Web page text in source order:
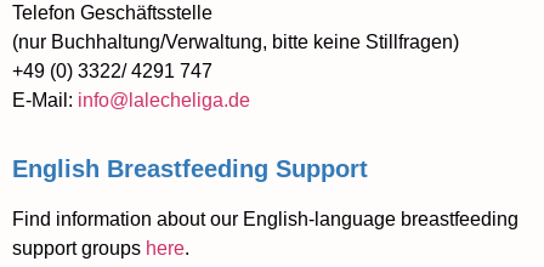
Telefon Geschäftsstelle
(nur Buchhaltung/Verwaltung, bitte keine Stillfragen)
+49 (0) 3322/ 4291 747
E-Mail: info@lalecheliga.de
English Breastfeeding Support
Find information about our English-language breastfeeding
support groups here.